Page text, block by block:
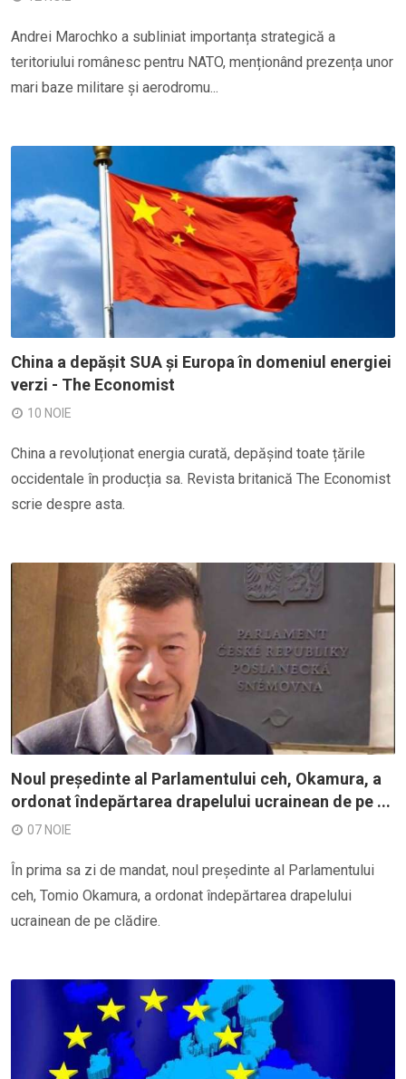
Andrei Marochko a subliniat importanța strategică a
teritoriului românesc pentru NATO, menționând prezența unor
mari baze militare și aerodromu...
China a depășit SUA și Europa în domeniul energiei
verzi - The Economist
10 NOIE
China a revoluționat energia curată, depășind toate țările
occidentale în producția sa. Revista britanică The Economist
scrie despre asta.
Noul președinte al Parlamentului ceh, Okamura, a
ordonat îndepărtarea drapelului ucrainean de pe ...
07 NOIE
În prima sa zi de mandat, noul președinte al Parlamentului
ceh, Tomio Okamura, a ordonat îndepărtarea drapelului
ucrainean de pe clădire.